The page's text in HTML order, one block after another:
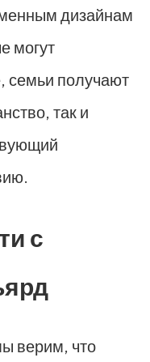
дизайнам
могут
семьи получают
так и
с
верим, что